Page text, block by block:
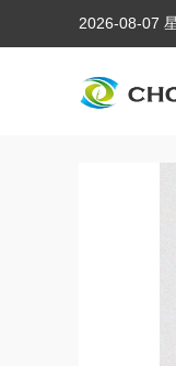
2026-08-07
当前位置: